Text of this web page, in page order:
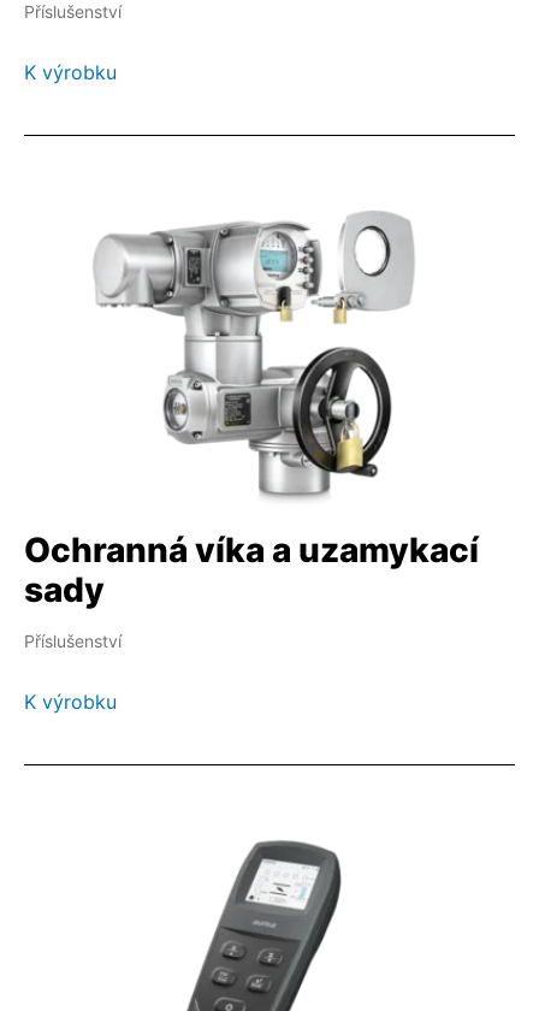
Příslušenství
K výrobku
Ochranná víka a uzamykací
sady
Příslušenství
K výrobku